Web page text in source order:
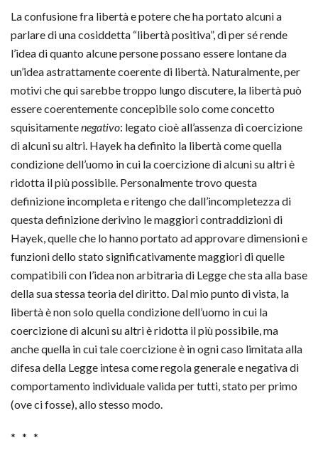
La confusione fra libertà e potere che ha portato alcuni a
parlare di una cosiddetta “libertà positiva”, di per sé rende
l’idea di quanto alcune persone possano essere lontane da
un’idea astrattamente coerente di libertà. Naturalmente, per
motivi che qui sarebbe troppo lungo discutere, la libertà può
essere coerentemente concepibile solo come concetto
squisitamentenegativo: legato cioè all’assenza di coercizione
di alcuni su altri. Hayek ha definito la libertà come quella
condizione dell’uomo in cui la coercizione di alcuni su altri è
ridotta il più possibile. Personalmente trovo questa
definizione incompleta e ritengo che dall’incompletezza di
questa definizione derivino le maggiori contraddizioni di
Hayek, quelle che lo hanno portato ad approvare dimensioni e
funzioni dello stato significativamente maggiori di quelle
compatibili con l’idea non arbitraria di Legge che sta alla base
della sua stessa teoria del diritto. Dal mio punto di vista, la
libertà è non solo quella condizione dell’uomo in cui la
coercizione di alcuni su altri è ridotta il più possibile, ma
anche quella in cui tale coercizione è in ogni caso limitata alla
difesa della Legge intesa come regola generale e negativa di
comportamento individuale valida per tutti, stato per primo
(ove ci fosse), allo stesso modo.
* * *